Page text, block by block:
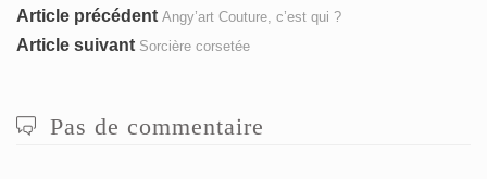
Navigation
de
Article précédent Article
précédent
Angy’art Couture, c’est qui ?
Article suivant Article
Sorcière corsetée
Pas de commentaire